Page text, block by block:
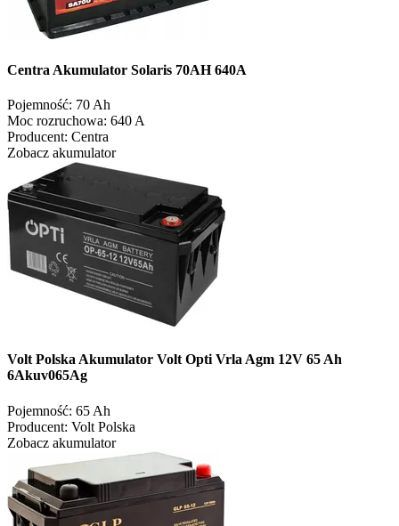
Centra Akumulator Solaris 70AH 640A
Pojemność: 70 Ah
Moc rozruchowa: 640 A
Producent: Centra
Zobacz akumulator
Volt Polska Akumulator Volt Opti Vrla Agm 12V 65 Ah
6Akuv065Ag
Pojemność: 65 Ah
Producent: Volt Polska
Zobacz akumulator